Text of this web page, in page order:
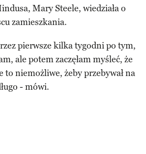
Mary Steele, wiedziała o
zamieszkania.
pierwsze kilka tygodni po tym,
ale potem zaczęłam myśleć, że
to niemożliwe, żeby przebywał na
- mówi.